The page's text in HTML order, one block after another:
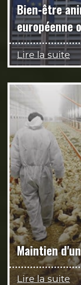
Bien-être
européenne
Lire la suite
Maintien
Lire la suite